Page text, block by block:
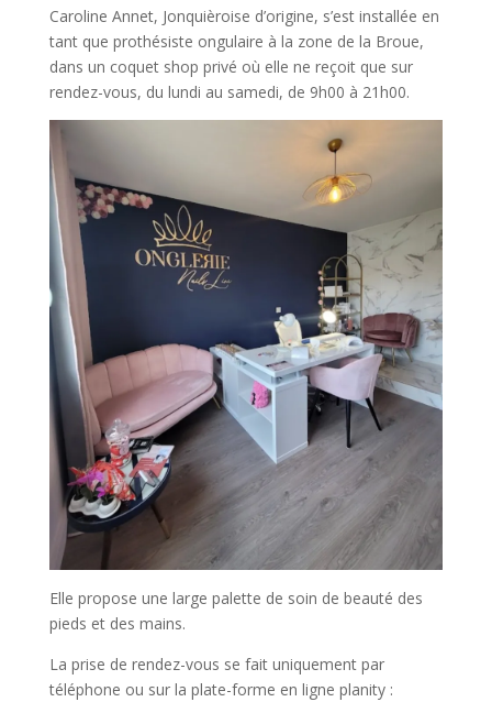
Caroline Annet, Jonquièroise d’origine, s’est installée en
tant que prothésiste ongulaire à la zone de la Broue,
dans un coquet shop privé où elle ne reçoit que sur
rendez-vous, du lundi au samedi, de 9h00 à 21h00.
Elle propose une large palette de soin de beauté des
pieds et des mains.
La prise de rendez-vous se fait uniquement par
téléphone ou sur la plate-forme en ligne planity :